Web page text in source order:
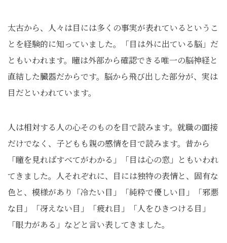
太古から、人々は目には多くの事実が表れているというこ
とを経験的に知っていました。「目は外に出ている脳」だ
ともいわれます。瞳は外部から確認できる唯一の脳神経と
直結した臓器だからです。脳から飛び出した部分が、実は
目だといわれています。
人は相対する人の心そのものを目で読みます。就職の面接
だけでなく、子どもも親の感情を目で読みます。昔から
「瞳を見ればすべてがわかる」「目は心の窓」ともいわれ
てきました。人それぞれに、目には独特の表情と、固有な
色と、模様があり「冷たい目」「純粋で優しい目」「邪悪
な目」「冴えない目」「疲れ目」「人をひきつける目」
「眼力がある」などと言い表してきました。